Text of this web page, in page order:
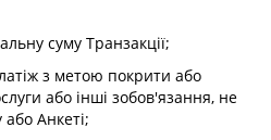
суму Транзакції;
з метою покрити або
або інші зобов'язання, не
Анкеті;